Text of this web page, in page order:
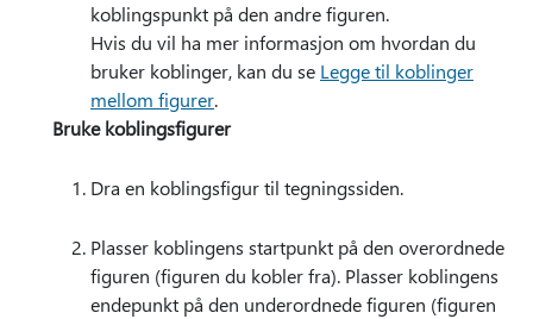
koblingspunkt på den andre figuren.
Hvis du vil ha mer informasjon om hvordan du
bruker koblinger, kan du se Legge til koblinger
mellom figurer.
Bruke koblingsfigurer
Dra en koblingsfigur til tegningssiden.
Plasser koblingens startpunkt på den overordnede
figuren (figuren du kobler fra). Plasser koblingens
endepunkt på den underordnede figuren (figuren